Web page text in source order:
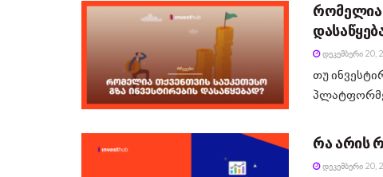
რომელია
ᲓᲔᲙᲔᲛᲑᲔᲠᲘ 20,
თუ
რა არის
ᲓᲔᲙᲔᲛᲑᲔᲠᲘ 20,